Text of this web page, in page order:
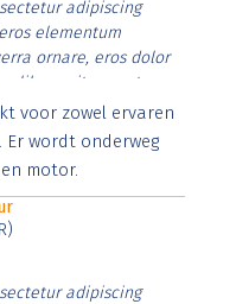
adipiscing
elementum
ornare, eros dolor
libero vitae erat.
id rutrum lorem
tristique posuere.
voor zowel ervaren
wordt onderweg
motor.
adipiscing